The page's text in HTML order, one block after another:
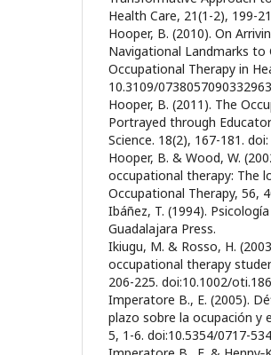
Health Care, 21(1-2), 199-
Hooper, B. (2010). On
Navigational Landmarks to
Occupational Therapy in
10.3109/
Hooper, B. (2011). The
Portrayed through
Science. 18(2), 167-181.
Hooper, B. & Wood, W.
occupational therapy: The
Occupational Therapy, 56,
Ibáñez, T. (1994).
Guadalajara Press.
Ikiugu, M. & Rosso, H.
occupational therapy
206-225. doi:10.1002/oti.186
Imperatore B., E. (2005).
plazo sobre la ocupación y
5, 1-6. doi:10.5354/0717-